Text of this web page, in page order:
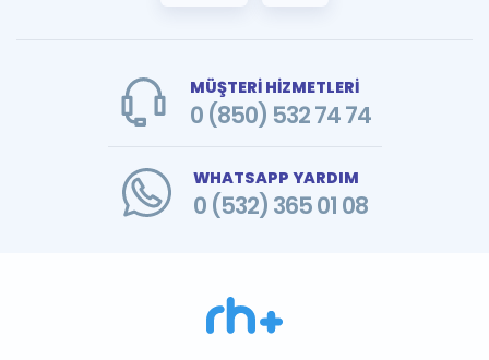
MÜŞTERİ HİZMETLERİ
0 (850) 532 74 74
WHATSAPP YARDIM
0 (532) 365 01 08